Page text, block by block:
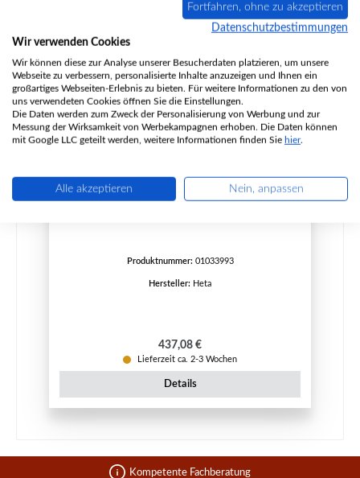
Heta Scan-Line Craft Sichtscheibe
Produktnummer: 01033993
Hersteller: Heta
Regulärer Preis:
437,08 €
Lieferzeit ca. 2-3 Wochen
Details
Kompetente Fachberatung
Fortfahren, ohne zu akzeptieren
Datenschutzbestimmungen
Wir verwenden Cookies
Wir können diese zur Analyse unserer Besucherdaten platzieren, um unsere
Webseite zu verbessern, personalisierte Inhalte anzuzeigen und Ihnen ein
großartiges Webseiten-Erlebnis zu bieten. Für weitere Informationen zu den von
uns verwendeten Cookies öffnen Sie die Einstellungen.
Die Daten werden zum Zweck der Personalisierung von Werbung und zur
Messung der Wirksamkeit von Werbekampagnen erhoben. Die Daten können
mit Google LLC geteilt werden, weitere Informationen finden Sie hier.
Alle akzeptieren Nein, anpassen